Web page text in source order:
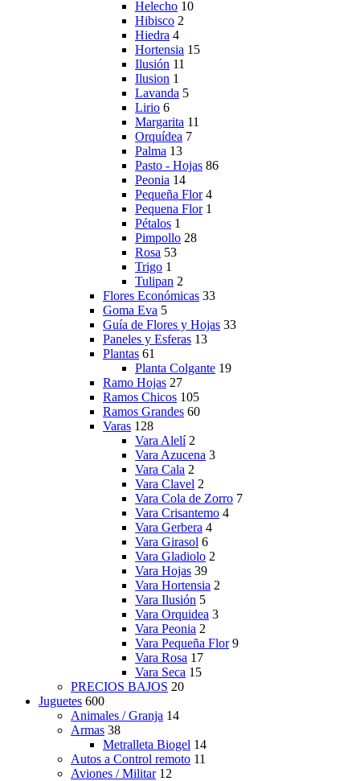
Helecho 10
Hibisco 2
Hiedra 4
Hortensia 15
Ilusión 11
Ilusion 1
Lavanda 5
Lirio 6
Margarita 11
Orquídea 7
Palma 13
Pasto - Hojas 86
Peonia 14
Pequeña Flor 4
Pequena Flor 1
Pétalos 1
Pimpollo 28
Rosa 53
Trigo 1
Tulipan 2
Flores Económicas 33
Goma Eva 5
Guía de Flores y Hojas 33
Paneles y Esferas 13
Plantas 61
Planta Colgante 19
Ramo Hojas 27
Ramos Chicos 105
Ramos Grandes 60
Varas 128
Vara Alelí 2
Vara Azucena 3
Vara Cala 2
Vara Clavel 2
Vara Cola de Zorro 7
Vara Crisantemo 4
Vara Gerbera 4
Vara Girasol 6
Vara Gladiolo 2
Vara Hojas 39
Vara Hortensia 2
Vara Ilusión 5
Vara Orquidea 3
Vara Peonia 2
Vara Pequeña Flor 9
Vara Rosa 17
Vara Seca 15
PRECIOS BAJOS 20
Juguetes 600
Animales / Granja 14
Armas 38
Metralleta Biogel 14
Autos a Control remoto 11
Aviones / Militar 12